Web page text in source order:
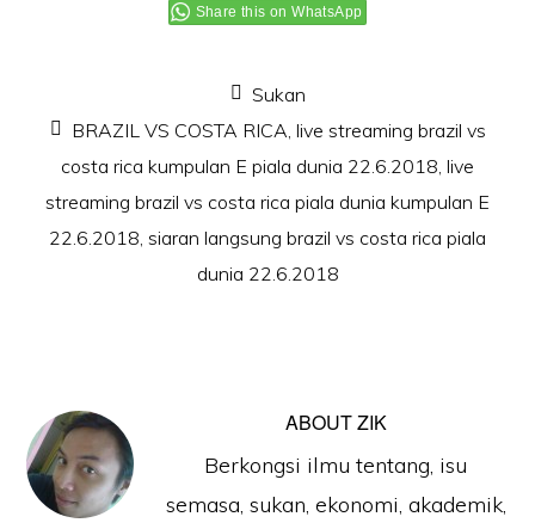
Share this on WhatsApp
Sukan
BRAZIL VS COSTA RICA, live streaming brazil vs
costa rica kumpulan E piala dunia 22.6.2018, live
streaming brazil vs costa rica piala dunia kumpulan E
22.6.2018, siaran langsung brazil vs costa rica piala
dunia 22.6.2018
ABOUTZIK
Berkongsi ilmu tentang, isu
semasa, sukan, ekonomi, akademik,